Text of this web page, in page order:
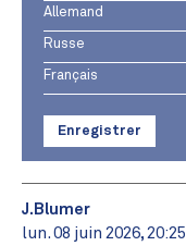
Allemand
Russe
Français
Enregistrer
J.Blumer
lun. 08 juin 2026, 20:25